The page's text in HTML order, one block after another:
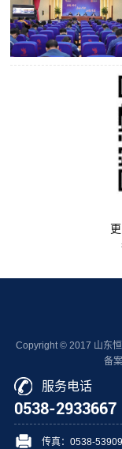
Copyright © 2017 山东
备
服务电话
0538-2933667
传真：0538-